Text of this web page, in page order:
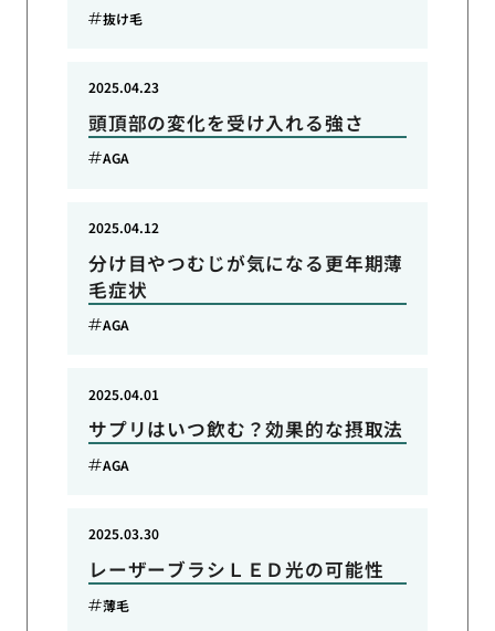
抜け毛
頭頂部の変化を受け入れる強さ
2025.04.23
AGA
分け目やつむじが気になる更年期薄
毛症状
2025.04.12
AGA
サプリはいつ飲む？効果的な摂取法
2025.04.01
AGA
レーザーブラシＬＥＤ光の可能性
2025.03.30
薄毛